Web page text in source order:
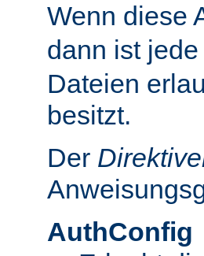
Wenn diese
dann ist
Dateien
besitzt.
Der
AuthConfig